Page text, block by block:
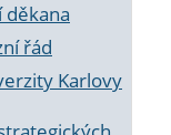
děkana
řád
Karlovy